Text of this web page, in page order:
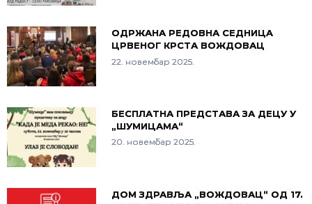
ОДРЖАНА РЕДОВНА СЕДНИЦA
ЦРВЕНОГ КРСТА ВОЖДОВАЦ
22. новембар 2025.
БЕСПЛАТНА ПРЕДСТАВА ЗА ДЕЦУ У
„ШУМИЦАМА“
20. новембар 2025.
ДОМ ЗДРАВЉА „ВОЖДОВАЦ“ ОД 17.